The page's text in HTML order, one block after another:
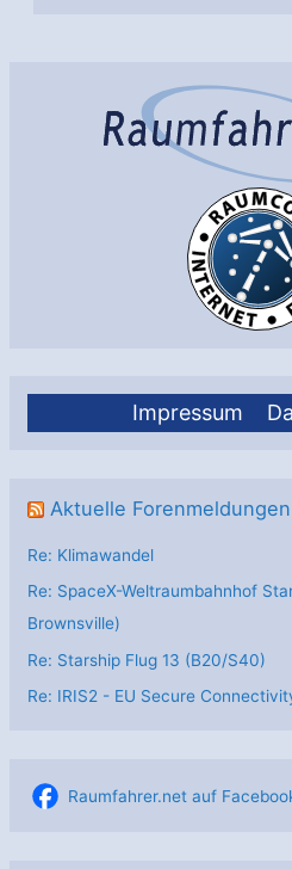
Impressum
Aktuelle Forenmeldungen
Re: Klimawandel
Re: SpaceX-Weltraumbahnhof
Brownsville)
Re: Starship Flug 13 (B20/S40)
Re: IRIS2 - EU Secure
Raumfahrer.net auf